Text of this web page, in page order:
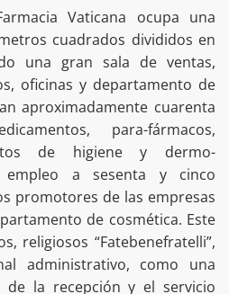
Vaticana ocupa una
cuadrados divididos en
una gran sala de ventas,
oficinas y departamento de
aproximadamente cuarenta
para-fármacos,
de higiene y dermo-
empleo a sesenta y cinco
promotores de las empresas
de cosmética. Este
religiosos “Fatebenefratelli”,
administrativo, como una
de la recepción y el servicio